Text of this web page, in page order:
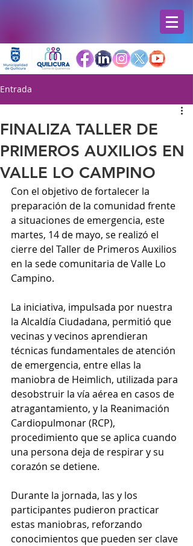
Entrada
FINALIZA TALLER DE
PRIMEROS AUXILIOS EN
VALLE LO CAMPINO
Con el objetivo de fortalecer la
preparación de la comunidad frente
a situaciones de emergencia, este
martes, 14 de mayo, se realizó el
cierre del Taller de Primeros Auxilios
en la sede comunitaria de Valle Lo
Campino.
La iniciativa, impulsada por nuestra
la Alcaldía Ciudadana, permitió que
vecinas y vecinos aprendieran
técnicas fundamentales de atención
de emergencia, entre ellas la
maniobra de Heimlich, utilizada para
desobstruir la vía aérea en casos de
atragantamiento, y la Reanimación
Cardiopulmonar (RCP),
procedimiento que se aplica cuando
una persona deja de respirar y su
corazón se detiene.
Durante la jornada, las y los
participantes pudieron practicar
estas maniobras, reforzando
conocimientos que pueden ser clave